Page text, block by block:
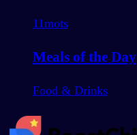
11mots
Meals of the Day
Food & Drinks